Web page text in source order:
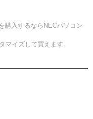
購入するならNECパソコン
マイズして買えます。